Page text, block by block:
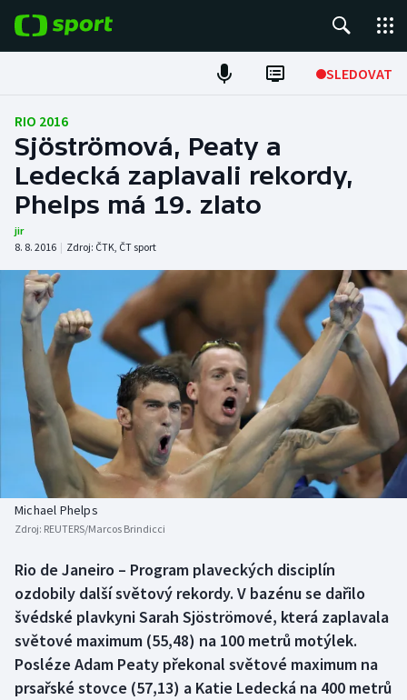
SLEDOVAT
Fotbal
Hokej
Tenis
Atletika
Cyklistika
DALŠÍ SPORTY
Americký fotbal
Baseball a softbal
Basketbal
Biatlon
Box
Curling
Dostihy
NEPŘEHLÉDNĚTE
Soutěže
Historické návraty
Aplikace ČT sport
RIO 2016
Sjöströmová, Peaty a
Ledecká zaplavali rekordy,
Phelps má 19. zlato
jir
8. 8. 2016 | Zdroj: ČTK, ČT sport
Michael Phelps
Zdroj: REUTERS/Marcos Brindicci
Rio de Janeiro – Program plaveckých disciplín
ozdobily další světový rekordy. V bazénu se dařilo
švédské plavkyni Sarah Sjöströmové, která zaplavala
světové maximum (55,48) na 100 metrů motýlek.
Posléze Adam Peaty překonal světové maximum na
prsařské stovce (57,13) a Katie Ledecká na 400 metrů